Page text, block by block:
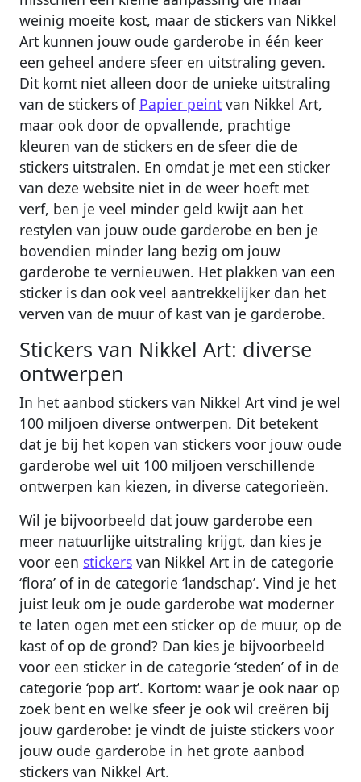
weinig moeite kost, maar de stickers van Nikkel
Art kunnen jouw oude garderobe in één keer
een geheel andere sfeer en uitstraling geven.
Dit komt niet alleen door de unieke uitstraling
van de stickers of Papier peint van Nikkel Art,
maar ook door de opvallende, prachtige
kleuren van de stickers en de sfeer die de
stickers uitstralen. En omdat je met een sticker
van deze website niet in de weer hoeft met
verf, ben je veel minder geld kwijt aan het
restylen van jouw oude garderobe en ben je
bovendien minder lang bezig om jouw
garderobe te vernieuwen. Het plakken van een
sticker is dan ook veel aantrekkelijker dan het
verven van de muur of kast van je garderobe.
Stickers van Nikkel Art: diverse
ontwerpen
In het aanbod stickers van Nikkel Art vind je wel
100 miljoen diverse ontwerpen. Dit betekent
dat je bij het kopen van stickers voor jouw oude
garderobe wel uit 100 miljoen verschillende
ontwerpen kan kiezen, in diverse categorieën.
Wil je bijvoorbeeld dat jouw garderobe een
meer natuurlijke uitstraling krijgt, dan kies je
voor een stickers van Nikkel Art in de categorie
‘flora’ of in de categorie ‘landschap’. Vind je het
juist leuk om je oude garderobe wat moderner
te laten ogen met een sticker op de muur, op de
kast of op de grond? Dan kies je bijvoorbeeld
voor een sticker in de categorie ‘steden’ of in de
categorie ‘pop art’. Kortom: waar je ook naar op
zoek bent en welke sfeer je ook wil creëren bij
jouw garderobe: je vindt de juiste stickers voor
jouw oude garderobe in het grote aanbod
stickers van Nikkel Art.